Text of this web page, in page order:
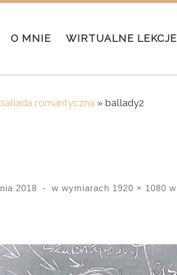
O MNIE WIRTUALNE LEKCJE
romantyczna » ballady2
2018 - w wymiarach 1920 × 1080 w